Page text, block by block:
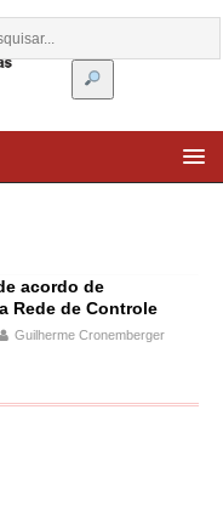
acordo de
Rede de Controle
Guilherme Cronemberger